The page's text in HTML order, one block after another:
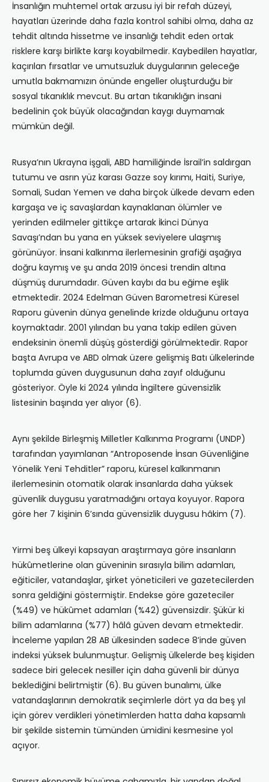
İnsanlığın muhtemel ortak arzusu iyi bir refah düzeyi,
hayatları üzerinde daha fazla kontrol sahibi olma, daha az
tehdit altında hissetme ve insanlığı tehdit eden ortak
risklere karşı birlikte karşı koyabilmedir. Kaybedilen hayatlar,
kaçırılan fırsatlar ve umutsuzluk duygularının geleceğe
umutla bakmamızın önünde engeller oluşturduğu bir
sosyal tıkanıklık mevcut. Bu artan tıkanıklığın insani
bedelinin çok büyük olacağından kaygı duymamak
mümkün değil.
Rusya’nın Ukrayna işgali, ABD hamiliğinde İsrail’in saldırgan
tutumu ve asrın yüz karası Gazze soy kırımı, Haiti, Suriye,
Somali, Sudan Yemen ve daha birçok ülkede devam eden
kargaşa ve iç savaşlardan kaynaklanan ölümler ve
yerinden edilmeler gittikçe artarak İkinci Dünya
Savaşı’ndan bu yana en yüksek seviyelere ulaşmış
görünüyor. İnsani kalkınma ilerlemesinin grafiği aşağıya
doğru kaymış ve şu anda 2019 öncesi trendin altına
düşmüş durumdadır. Güven kaybı da bu eğime eşlik
etmektedir. 2024 Edelman Güven Barometresi Küresel
Raporu güvenin dünya genelinde krizde olduğunu ortaya
koymaktadır. 2001 yılından bu yana takip edilen güven
endeksinin önemli düşüş gösterdiği görülmektedir. Rapor
başta Avrupa ve ABD olmak üzere gelişmiş Batı ülkelerinde
toplumda güven duygusunun daha zayıf olduğunu
gösteriyor. Öyle ki 2024 yılında İngiltere güvensizlik
listesinin başında yer alıyor (6).
Aynı şekilde Birleşmiş Milletler Kalkınma Programı (UNDP)
tarafından yayımlanan “Antroposende İnsan Güvenliğine
Yönelik Yeni Tehditler” raporu, küresel kalkınmanın
ilerlemesinin otomatik olarak insanlarda daha yüksek
güvenlik duygusu yaratmadığını ortaya koyuyor. Rapora
göre her 7 kişinin 6’sında güvensizlik duygusu hâkim (7).
Yirmi beş ülkeyi kapsayan araştırmaya göre insanların
hükûmetlerine olan güveninin sırasıyla bilim adamları,
eğiticiler, vatandaşlar, şirket yöneticileri ve gazetecilerden
sonra geldiğini göstermiştir. Endekse göre gazeteciler
(%49) ve hükûmet adamları (%42) güvensizdir. Şükür ki
bilim adamlarına (%77) hâlâ güven devam etmektedir.
İnceleme yapılan 28 AB ülkesinden sadece 8’inde güven
indeksi yüksek bulunmuştur. Gelişmiş ülkelerde beş kişiden
sadece biri gelecek nesiller için daha güvenli bir dünya
beklediğini belirtmiştir (6). Bu güven bunalımı, ülke
vatandaşlarının demokratik seçimlerle dört ya da beş yıl
için görev verdikleri yönetimlerden hatta daha kapsamlı
bir şekilde sistemin tümünden ümidini kesmesine yol
açıyor.